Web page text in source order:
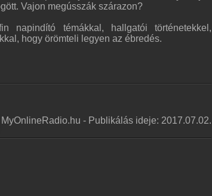
Vajon megússzák szárazon?
napindító témákkal, hallgatói történetekkel,
hogy örömteli legyen az ébredés.
MyOnlineRadio.hu - Publikálás ideje: 2017.07.02.